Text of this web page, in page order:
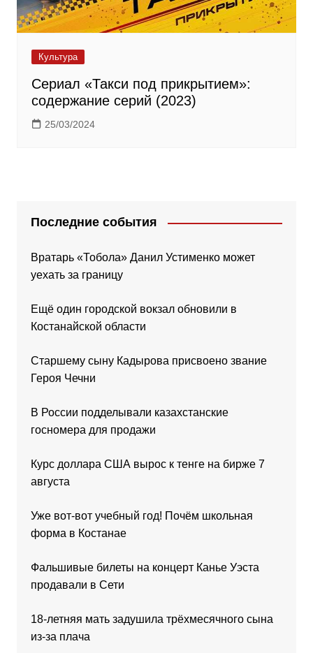
Культура
Сериал «Такси под прикрытием»:
содержание серий (2023)
25/03/2024
Последние события
Вратарь «Тобола» Данил Устименко может
уехать за границу
Ещё один городской вокзал обновили в
Костанайской области
Старшему сыну Кадырова присвоено звание
Героя Чечни
В России подделывали казахстанские
госномера для продажи
Курс доллара США вырос к тенге на бирже 7
августа
Уже вот-вот учебный год! Почём школьная
форма в Костанае
Фальшивые билеты на концерт Канье Уэста
продавали в Сети
18-летняя мать задушила трёхмесячного сына
из-за плача